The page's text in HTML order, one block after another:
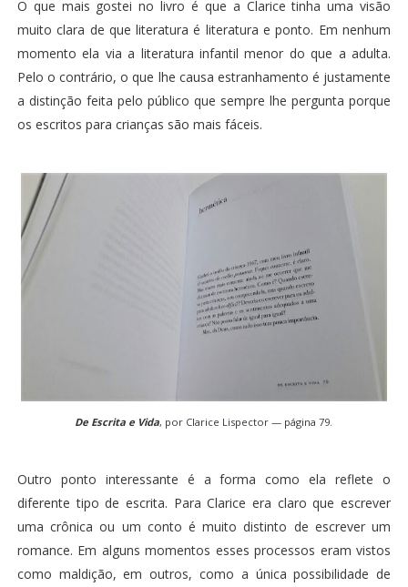
O que mais gostei no livro é que a Clarice tinha uma visão
muito clara de que literatura é literatura e ponto. Em nenhum
momento ela via a literatura infantil menor do que a adulta.
Pelo o contrário, o que lhe causa estranhamento é justamente
a distinção feita pelo público que sempre lhe pergunta porque
os escritos para crianças são mais fáceis.
De Escrita e Vida, por Clarice Lispector — página 79.
Outro ponto interessante é a forma como ela reflete o
diferente tipo de escrita. Para Clarice era claro que escrever
uma crônica ou um conto é muito distinto de escrever um
romance. Em alguns momentos esses processos eram vistos
como maldição, em outros, como a única possibilidade de